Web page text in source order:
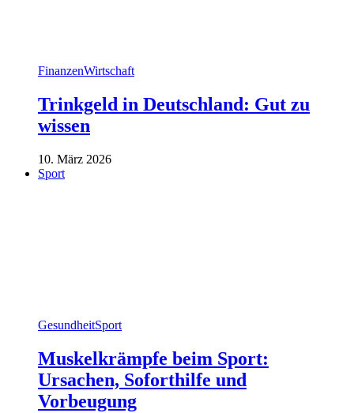
FinanzenWirtschaft
Trinkgeld in Deutschland: Gut zu
wissen
10. März 2026
Sport
GesundheitSport
Muskelkrämpfe beim Sport:
Ursachen, Soforthilfe und
Vorbeugung